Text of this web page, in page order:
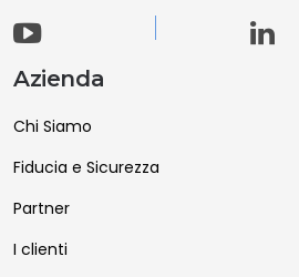
Azienda
Chi Siamo
Fiducia e Sicurezza
Partner
I clienti